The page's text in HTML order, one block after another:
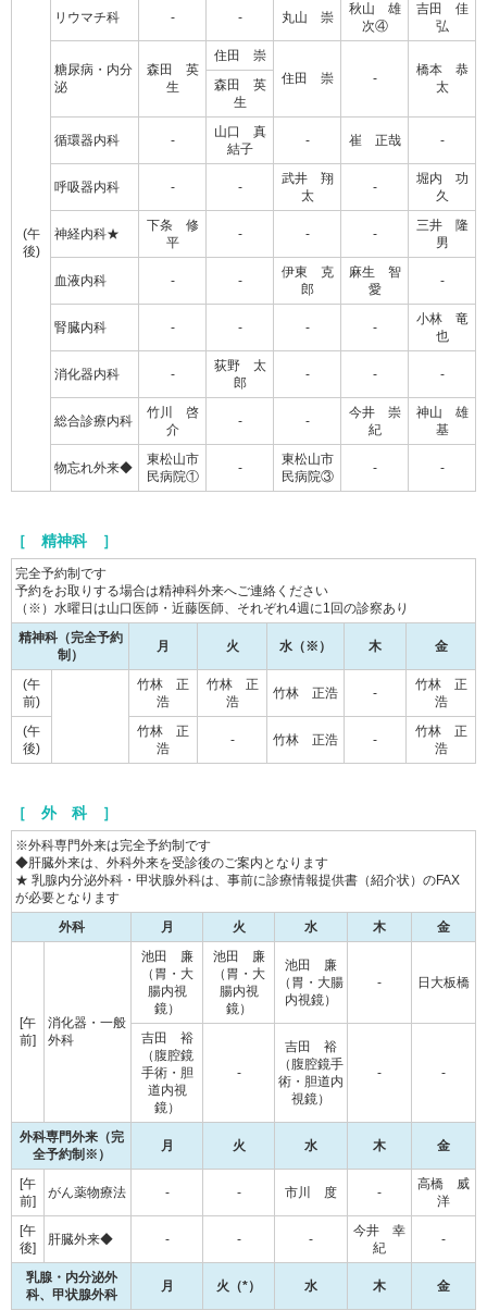
(午
後)
リウマチ科 - - 丸山 崇
秋山 雄
次④
吉田 佳
弘
糖尿病・内分
泌
森田 英
生
住田 崇
住田 崇
-
橋本 恭
太
森田 英
生
循環器内科 -
山口 真
結子
- 崔 正哉 -
呼吸器内科 - -
武井 翔
太
-
堀内 功
久
神経内科★
下条 修
平
- - -
三井 隆
男
血液内科 - -
伊東 克
郎
麻生 智
愛
-
腎臓内科 - - - -
小林 竜
也
消化器内科 -
荻野 太
郎
- - -
総合診療内科
竹川 啓
介
- -
今井 崇
紀
神山 雄
基
物忘れ外来◆
東松山市
民病院①
-
東松山市
民病院③
- -
［ 精神科 ］
完全予約制です
予約をお取りする場合は精神科外来へご連絡ください
（※）水曜日は山口医師・近藤医師、それぞれ4週に1回の診察あり
精神科（完全予約
制）
月 火 水（※） 木 金
(午
前)
竹林 正
浩
竹林 正
浩
竹林 正浩 -
竹林 正
浩
(午
後)
竹林 正
浩
- 竹林 正浩 -
竹林 正
浩
［ 外 科 ］
※外科専門外来は完全予約制です
◆肝臓外来は、外科外来を受診後のご案内となります
★ 乳腺内分泌外科・甲状腺外科は、事前に診療情報提供書（紹介状）のFAX
が必要となります
外科
月 火 水 木 金
[午
前]
消化器・一般
外科
池田 廉
（胃・大
腸内視
鏡）
池田 廉
（胃・大
腸内視
鏡）
池田 廉
（胃・大腸
内視鏡）
- 日大板橋
吉田 裕
（腹腔鏡
手術・胆
道内視
鏡）
-
吉田 裕
（腹腔鏡手
術・胆道内
視鏡）
- -
外科専門外来（完
全予約制※）
月 火 水 木 金
[午
前]
がん薬物療法 - - 市川 度 -
高橋 威
洋
[午
後]
肝臓外来◆ - - -
今井 幸
紀
-
乳腺・内分泌外
科、甲状腺外科
月 火（*） 水 木 金